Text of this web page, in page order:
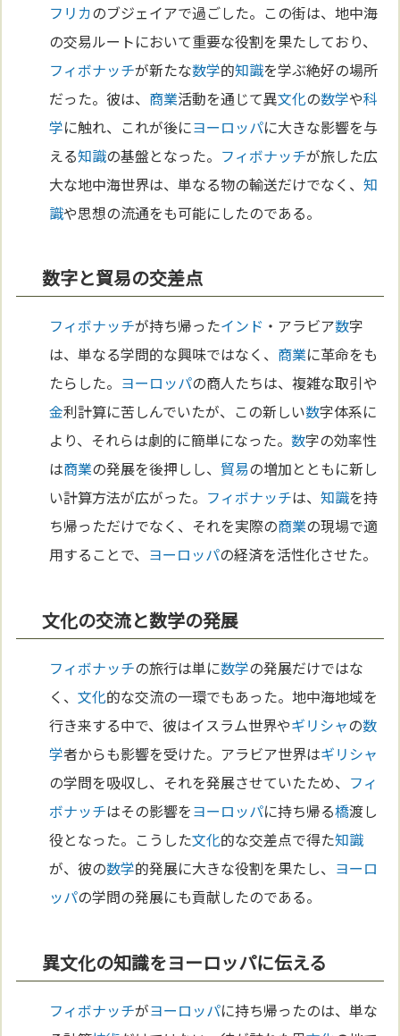
フリカのブジェイアで過ごした。この街は、地中海
の交易ルートにおいて重要な役割を果たしており、
フィボナッチが新たな数学的知識を学ぶ絶好の場所
だった。彼は、 商業活動を通じて異文化の数学や科
学に触れ、これが後にヨーロッパに大きな影響を与
える知識の基盤となった。 フィボナッチが旅した広
大な地中海世界は、単なる物の輸送だけでなく、知
識や思想の流通をも可能にしたのである。
数字と貿易の交差点
フィボナッチが持ち帰ったインド ・アラビア数字
は、単なる学問的な興味ではなく、 商業に革命をも
たらした。 ヨーロッパの商人たちは、複雑な取引や
金利計算に苦しんでいたが、この新しい数字体系に
より、それらは劇的に簡単になった。数字の効率性
は商業の発展を後押しし、貿易の増加とともに新し
い計算方法が広がった。 フィボナッチは、知識を持
ち帰っただけでなく、それを実際の商業の現場で適
用することで、 ヨーロッパの経済を活性化させた。
文化の交流と数学の発展
フィボナッチの旅行は単に数学の発展だけではな
く、文化的な交流の一環でもあった。地中海地域を
行き来する中で、彼はイスラム世界やギリシャの数
学者からも影響を受けた。アラビア世界はギリシャ
の学問を吸収し、それを発展させていたため、 フィ
ボナッチはその影響をヨーロッパに持ち帰る橋渡し
役となった。こうした文化的な交差点で得た知識
が、彼の数学的発展に大きな役割を果たし、 ヨーロ
ッパの学問の発展にも貢献したのである。
異文化の知識をヨーロッパに伝える
フィボナッチがヨーロッパに持ち帰ったのは、単な